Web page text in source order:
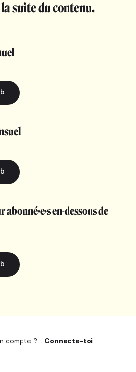
la suite du contenu.
en-dessous de
compte ? Connecte-toi